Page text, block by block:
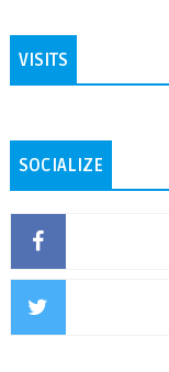
VISITS
SOCIALIZE